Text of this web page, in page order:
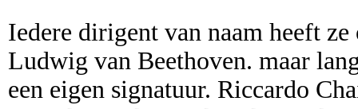
Iedere dirigent van naam heeft
Ludwig van Beethoven. maar
een eigen signatuur. Riccardo